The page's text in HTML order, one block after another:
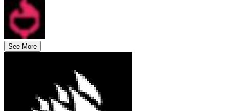
See More